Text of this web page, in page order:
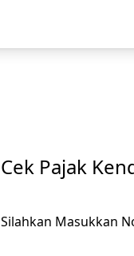
Cek Pajak
Silahkan Masukkan